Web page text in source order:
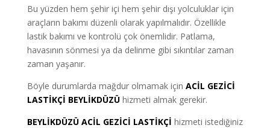
Bu yüzden hem şehir içi hem şehir dışı yolculuklar için
araçların bakımı düzenli olarak yapılmalıdır. Özellikle
lastik bakımı ve kontrolü çok önemlidir. Patlama,
havasının sönmesi ya da delinme gibi sıkıntılar zaman
zaman yaşanır.
Böyle durumlarda mağdur olmamak için ACİL GEZİCİ
LASTİKÇİ BEYLİKDÜZÜhizmeti almak gerekir.
BEYLİKDÜZÜ ACİL GEZİCİ LASTİKÇİ hizmeti istediğiniz